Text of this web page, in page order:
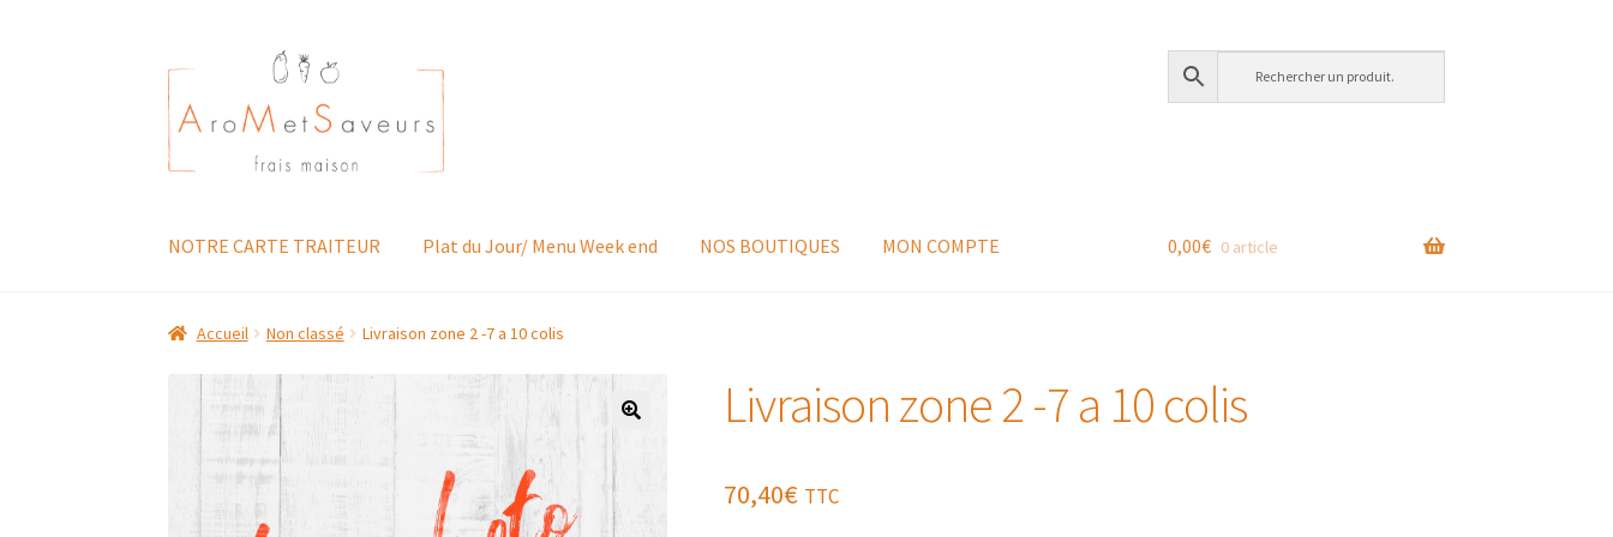
Aller
à
la
navigation
Aller
au
contenu
NOTRE CARTE TRAITEUR Plat du Jour/ Menu Week end NOS BOUTIQUES MON COMPTE 0,00€ 0 article
Accueil Non classé Livraison zone 2 -7 a 10 colis
Livraison zone 2 -7 a 10 colis
70,40€ TTC